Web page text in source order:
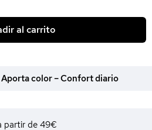
al carrito
Aporta color – Confort diario
partir de 49€